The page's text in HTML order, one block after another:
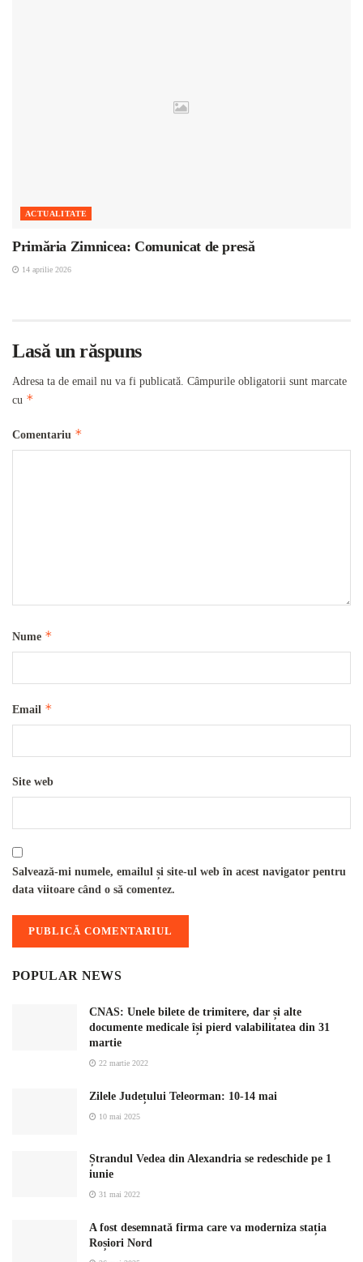
ACTUALITATE
Primăria Zimnicea: Comunicat de presă
14 aprilie 2026
Lasă un răspuns
Adresa ta de email nu va fi publicată. Câmpurile obligatorii sunt marcate
cu *
Comentariu *
Nume *
Email *
Site web
Salvează-mi numele, emailul și site-ul web în acest navigator pentru
data viitoare când o să comentez.
POPULAR NEWS
CNAS: Unele bilete de trimitere, dar și alte
documente medicale își pierd valabilitatea din 31
martie
22 martie 2022
Zilele Județului Teleorman: 10-14 mai
10 mai 2025
Ștrandul Vedea din Alexandria se redeschide pe 1
iunie
31 mai 2022
A fost desemnată firma care va moderniza stația
Roșiori Nord